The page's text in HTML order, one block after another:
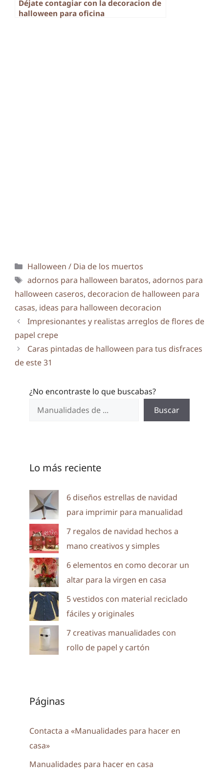
Déjate contagiar con la decoracion de
halloween para oficina
Categorías
Halloween / Dia de los muertos
Etiquetas
adornos para halloween baratos, adornos para
halloween caseros, decoracion de halloween para
casas, ideas para halloween decoracion
Impresionantes y realistas arreglos de flores de
papel crepe
Caras pintadas de halloween para tus disfraces
de este 31
¿No encontraste lo que buscabas?
Buscar
Lo más reciente
6 diseños estrellas de navidad
para imprimir para manualidad
7 regalos de navidad hechos a
mano creativos y simples
6 elementos en como decorar un
altar para la virgen en casa
5 vestidos con material reciclado
fáciles y originales
7 creativas manualidades con
rollo de papel y cartón
Páginas
Contacta a «Manualidades para hacer en
casa»
Manualidades para hacer en casa